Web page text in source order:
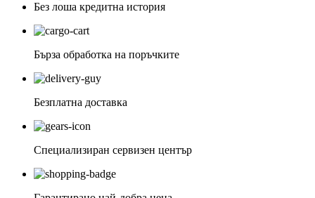
Без лоша кредитна история
Бърза обработка на поръчките
Безплатна доставка
Специализиран сервизен център